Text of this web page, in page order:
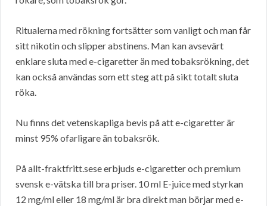
Ritualerna med rökning fortsätter som vanligt och man får
sitt nikotin och slipper abstinens. Man kan avsevärt
enklare sluta med e-cigaretter än med tobaksrökning, det
kan också användas som ett steg att på sikt totalt sluta
röka.
Nu finns det vetenskapliga bevis på att e-cigaretter är
minst 95% ofarligare än tobaksrök.
På allt-fraktfritt.sese erbjuds e-cigaretter och premium
svensk e-vätska till bra priser. 10 ml E-juice med styrkan
12 mg/ml eller 18 mg/ml är bra direkt man börjar med e-